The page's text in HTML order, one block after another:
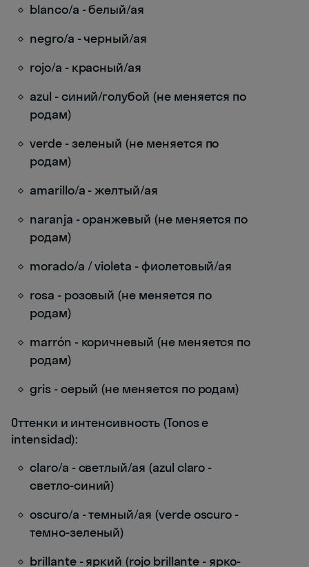
blanco/a - белый/ая
negro/a - черный/ая
rojo/a - красный/ая
azul - синий/голубой (не меняется по
родам)
verde - зеленый (не меняется по
родам)
amarillo/a - желтый/ая
naranja - оранжевый (не меняется по
родам)
morado/a / violeta - фиолетовый/ая
rosa - розовый (не меняется по
родам)
marrón - коричневый (не меняется по
родам)
gris - серый (не меняется по родам)
Оттенки и интенсивность (Tonos e
intensidad):
claro/a - светлый/ая (azul claro -
светло-синий)
oscuro/a - темный/ая (verde oscuro -
темно-зеленый)
brillante - яркий (rojo brillante - ярко-